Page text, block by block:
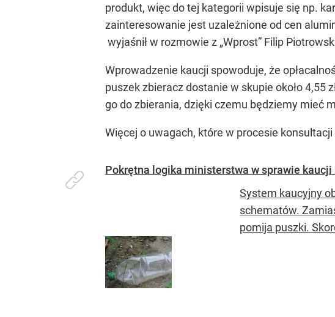
produkt, więc do tej kategorii wpisuje się np.
zainteresowanie jest uzależnione od cen
wyjaśnił w rozmowie z „Wprost” Filip
Wprowadzenie kaucji spowoduje, że
puszek zbieracz dostanie w skupie około 4,55
go do zbierania, dzięki czemu będziemy mieć
Więcej o uwagach, które w procesie
Pokrętna logika ministerstwa w sprawie
System kaucyjny
schematów.
pomija puszki.